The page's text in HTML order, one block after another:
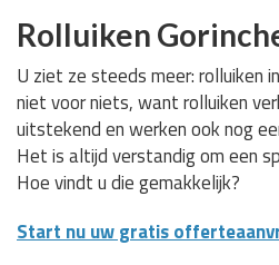
Rolluiken
U ziet ze steeds meer: rolluiken
niet voor niets, want rolluiken
uitstekend en werken ook nog
Het is altijd verstandig om een
Hoe vindt u die gemakkelijk?
Start nu uw gratis